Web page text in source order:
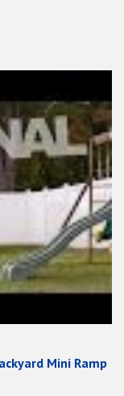
Mini Ramp